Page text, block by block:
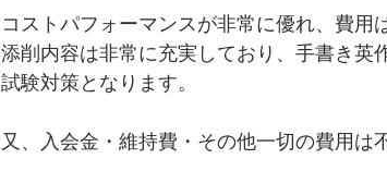
コストパフォーマンスが非常に優れ、費用
添削内容は非常に充実しており、手書き英
試験対策となります。
又、入会金・維持費・その他一切の費用は